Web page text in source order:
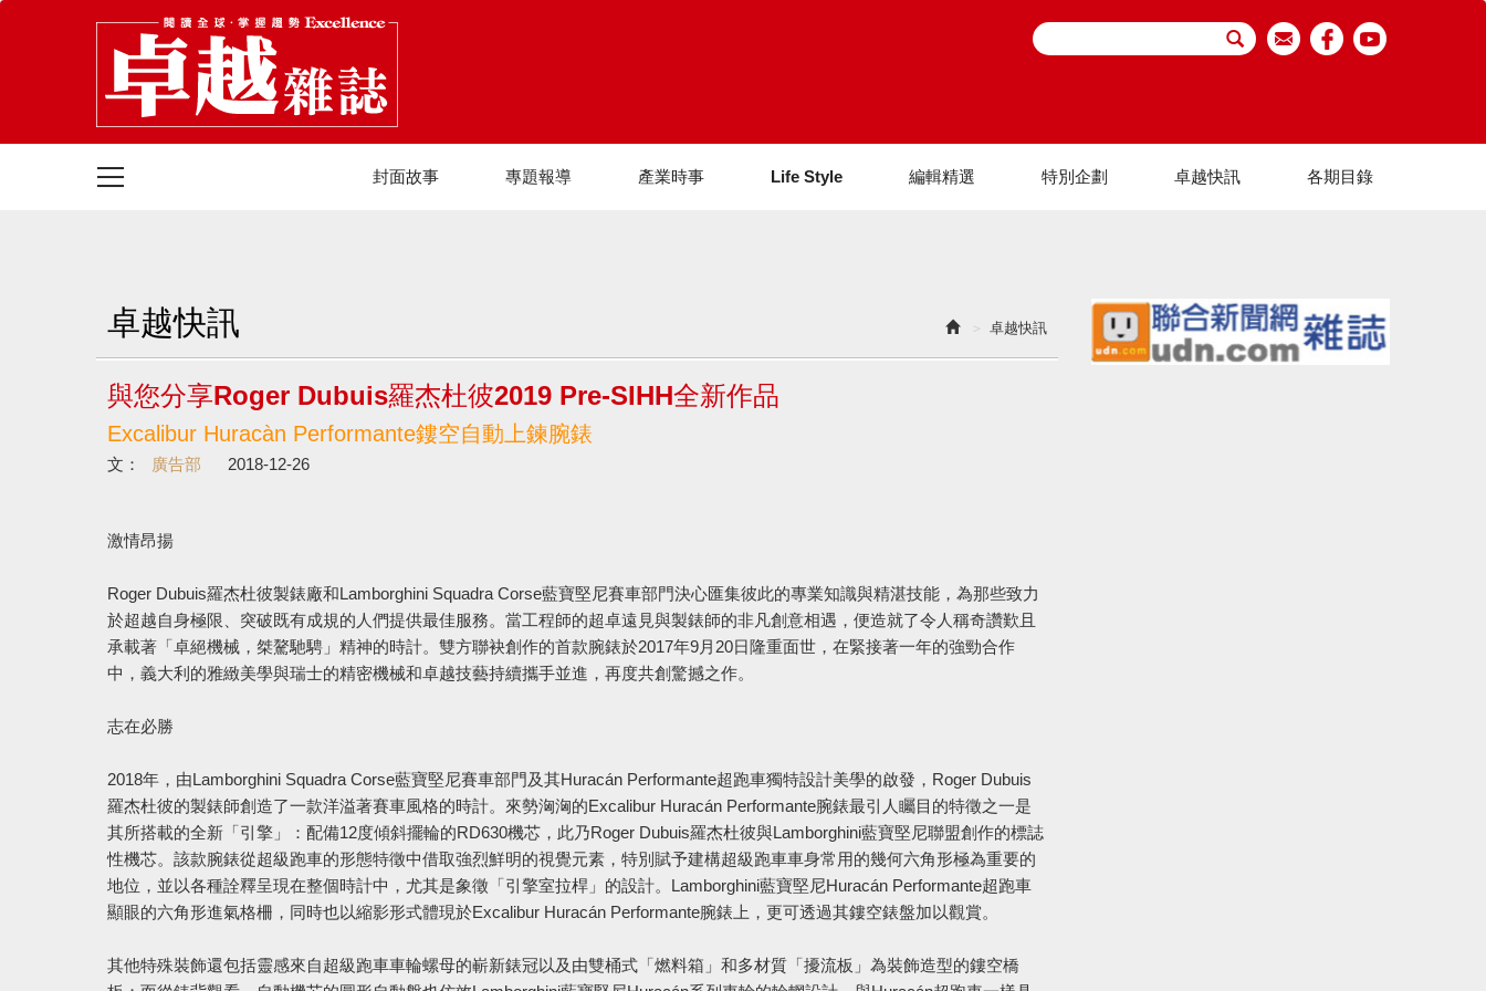
封面故事 專題報導 產業時事 Life Style 編輯精選 特別企劃 卓越快訊 各期目錄
卓越快訊
卓越快訊
與您分享Roger Dubuis羅杰杜彼2019 Pre-SIHH全新作品
Excalibur Huracàn Performante鏤空自動上鍊腕錶
文： 廣告部 2018-12-26
激情昂揚
Roger Dubuis羅杰杜彼製錶廠和Lamborghini Squadra Corse藍寶堅尼賽車部門決心匯集彼此的專業知識與精湛技能， 為那些致力
於超越自身極限、突破既有成規的人們提供最佳服務。 當工程師的超卓遠見與製錶師的非凡創意相遇， 便造就了令人稱奇讚歎且
承載著「卓絕機械，桀驁馳騁」 精神的時計。雙方聯袂創作的首款腕錶於2017年9月20日隆重面世，在緊接著一年的強勁合作
中， 義大利的雅緻美學與瑞士的精密機械和卓越技藝持續攜手並進， 再度共創驚撼之作。
志在必勝
2018年，由Lamborghini Squadra Corse藍寶堅尼賽車部門及其Huracán Performante超跑車獨特設計美學的啟發，Roger Dubuis
羅杰杜彼的製錶師創造了一款洋溢著賽車風格的時計。 來勢洶洶的Excalibur Huracán Performante腕錶最引人矚目的特徵之一是
其所搭載的全新「引擎」：配備12度傾斜擺輪的RD630機芯，此乃Roger Dubuis羅杰杜彼與Lamborghini藍寶堅尼聯盟創作的標誌
性機芯。 該款腕錶從超級跑車的形態特徵中借取強烈鮮明的視覺元素， 特別賦予建構超級跑車車身常用的幾何六角形極為重要的
地位， 並以各種詮釋呈現在整個時計中，尤其是象徵「引擎室拉桿」 的設計。Lamborghini藍寶堅尼Huracán Performante超跑車
顯眼的六角形進氣格柵， 同時也以縮影形式體現於Excalibur Huracán Performante腕錶上，更可透過其鏤空錶盤加以觀賞。
其他特殊裝飾還包括靈感來自超級跑車車輪螺母的嶄新錶冠以及由雙桶式「燃料箱」和多材質「擾流板」為裝飾造型的鏤空橋